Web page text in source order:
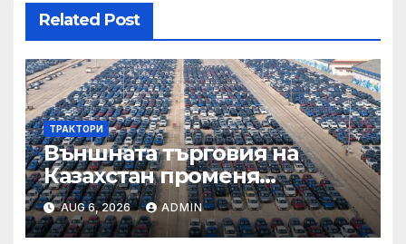
Related Post
ТРАКТОРИ
Външната търговия на
Казахстан променя
структурата си – шест
тенденции
AUG 6, 2026 ADMIN